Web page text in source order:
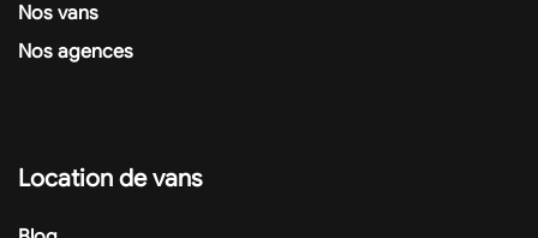
Nos vans
Nos agences
Location de vans